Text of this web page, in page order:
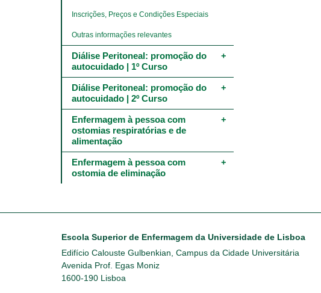
Inscrições, Preços e Condições Especiais
Outras informações relevantes
Diálise Peritoneal: promoção do
autocuidado | 1º Curso
Diálise Peritoneal: promoção do
autocuidado | 2º Curso
Enfermagem à pessoa com
ostomias respiratórias e de
alimentação
Enfermagem à pessoa com
ostomia de eliminação
Escola Superior de Enfermagem da Universidade de Lisboa
Edifício Calouste Gulbenkian, Campus da Cidade Universitária
Avenida Prof. Egas Moniz
1600-190 Lisboa